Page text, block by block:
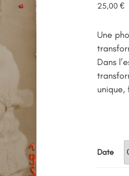
25,00€
Une
Dans
unique,
Date